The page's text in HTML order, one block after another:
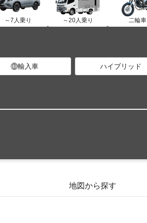
～7人乗り ～20人乗り 二輪車
輸入車 ハイブリッド
地図から探す